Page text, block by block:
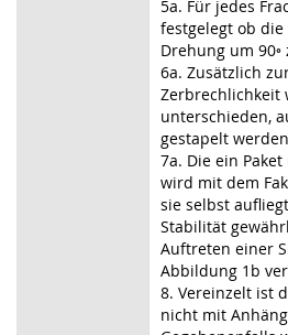
5a. Für jedes
festgelegt ob
Drehung um 90◦
6a. Zusätzlich
Zerbrechlichkeit
unterschieden,
gestapelt
7a. Die ein
wird mit dem
sie selbst
Stabilität
Auftreten einer
Abbildung 1b
8. Vereinzelt ist
nicht mit